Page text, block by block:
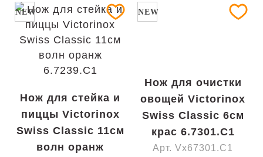
NEW
Нож для стейка и
пиццы Victorinox
Swiss Classic 11см
волн оранж
NEW
Нож для очистки
овощей Victorinox
Swiss Classic 6см
крас 6.7301.C1
Арт. Vx67301.C1